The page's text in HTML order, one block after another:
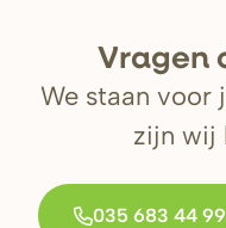
Vragen
We staan voor
zijn wij
035 683 44 99